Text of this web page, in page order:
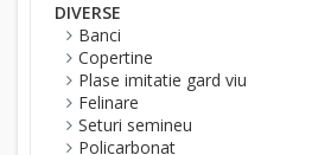
DIVERSE
Banci
Copertine
Plase imitatie gard viu
Felinare
Seturi semineu
Policarbonat